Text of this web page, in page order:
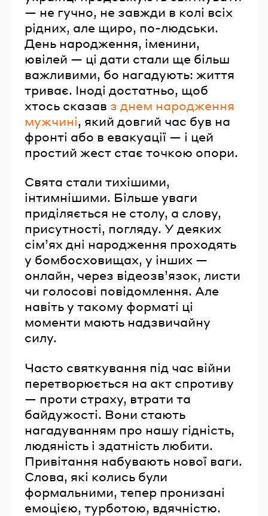
— не гучно, не завжди в колі всіх
рідних, але щиро, по-людськи.
День народження, іменини,
ювілей — ці дати стали ще більш
важливими, бо нагадують: життя
триває. Іноді достатньо, щоб
хтось сказав з днем народження
мужчині, який довгий час був на
фронті або в евакуації — і цей
простий жест стає точкою опори.
Свята стали тихішими,
інтимнішими. Більше уваги
приділяється не столу, а слову,
присутності, погляду. У деяких
сім’ях дні народження проходять
у бомбосховищах, у інших —
онлайн, через відеозв’язок, листи
чи голосові повідомлення. Але
навіть у такому форматі ці
моменти мають надзвичайну
силу.
Часто святкування під час війни
перетворюється на акт спротиву
— проти страху, втрати та
байдужості. Вони стають
нагадуванням про нашу гідність,
людяність і здатність любити.
Привітання набувають нової ваги.
Слова, які колись були
формальними, тепер пронизані
емоцією, турботою, вдячністю.